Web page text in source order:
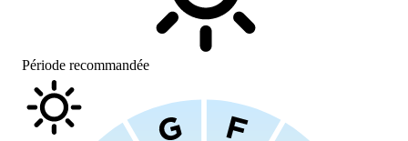
Période recommandée